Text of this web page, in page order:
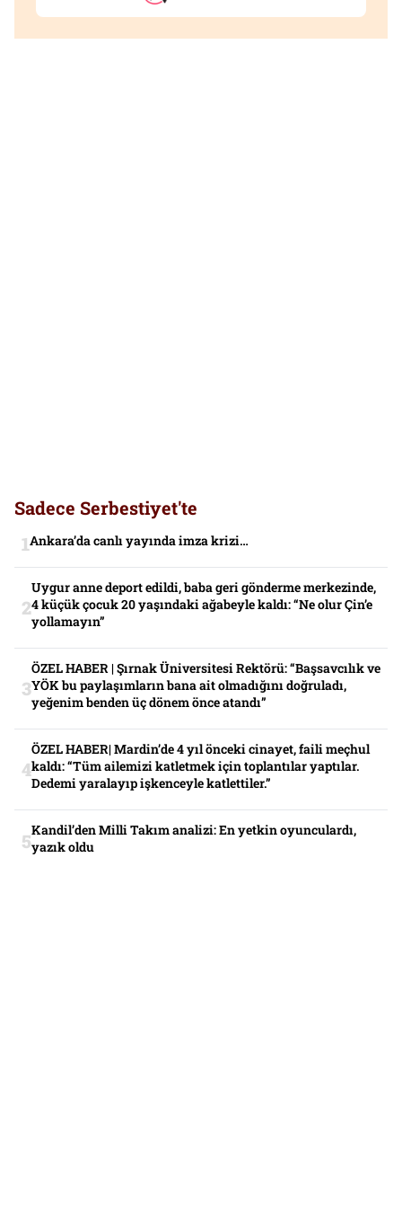
Sadece Serbestiyet'te
Ankara’da canlı yayında imza krizi…
Uygur anne deport edildi, baba geri gönderme merkezinde,
4 küçük çocuk 20 yaşındaki ağabeyle kaldı: “Ne olur Çin’e
yollamayın”
ÖZEL HABER | Şırnak Üniversitesi Rektörü: “Başsavcılık ve
YÖK bu paylaşımların bana ait olmadığını doğruladı,
yeğenim benden üç dönem önce atandı”
ÖZEL HABER| Mardin’de 4 yıl önceki cinayet, faili meçhul
kaldı: “Tüm ailemizi katletmek için toplantılar yaptılar.
Dedemi yaralayıp işkenceyle katlettiler.”
Kandil’den Milli Takım analizi: En yetkin oyunculardı,
yazık oldu